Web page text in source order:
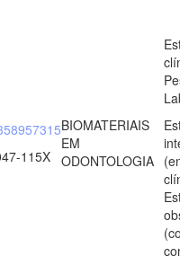
115X
BIOMATERIAIS
EM
ODONTOLOGIA